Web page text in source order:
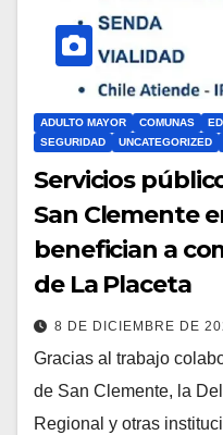
ADULTO MAYOR COMUNAS
SEGURIDAD
UNCATEGORIZED
Servicios
San Clemente
benefician a
de La Placeta
8 DE DICIEMBRE DE
Gracias al trabajo
de San Clemente, la
Regional y otras